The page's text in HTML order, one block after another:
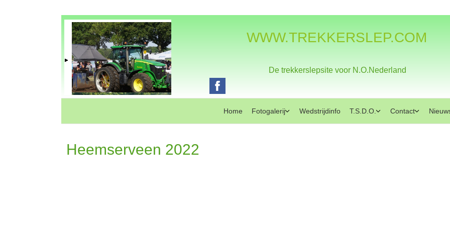
WWW.TREKKERSLEP.COM
De trekkerslepsite voor N.O.Nederland
Home Fotogalerij Wedstrijdinfo T.S.D.O. Contact
Heemserveen 2022